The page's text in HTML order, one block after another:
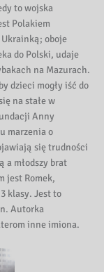
to wojska
Polakiem
oboje
do Polski, udaje
na Mazurach.
dzieci mogły iść do
na stałe w
Anny
marzenia o
się trudności
a młodszy brat
jest Romek,
klasy. Jest to
Autorka
inne imiona.